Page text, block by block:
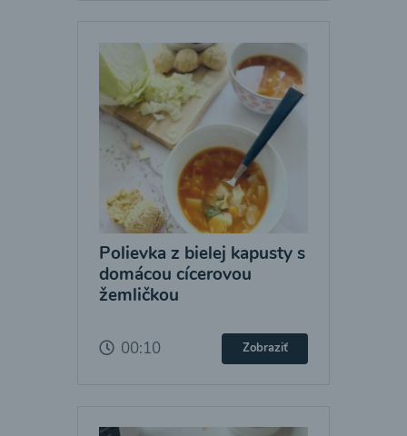
Polievka z bielej kapusty s
domácou cícerovou
žemličkou
00:10 Zobraziť